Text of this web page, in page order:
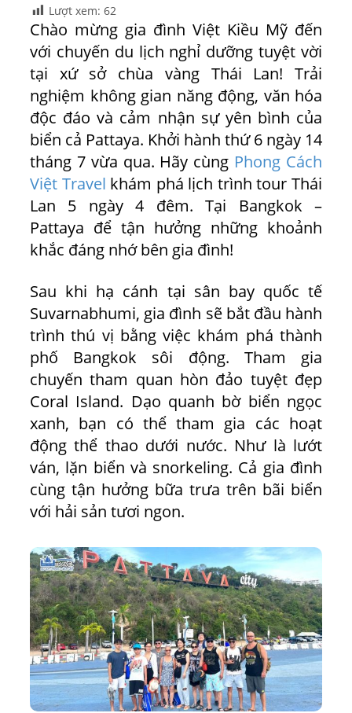
Lượt xem: 62
Chào mừng gia đình Việt Kiều Mỹ đến
với chuyến du lịch nghỉ dưỡng tuyệt vời
tại xứ sở chùa vàng Thái Lan! Trải
nghiệm không gian năng động, văn hóa
độc đáo và cảm nhận sự yên bình của
biển cả Pattaya. Khởi hành thứ 6 ngày 14
tháng 7 vừa qua. Hãy cùng Phong Cách
Việt Travel khám phá lịch trình tour Thái
Lan 5 ngày 4 đêm. Tại Bangkok –
Pattaya để tận hưởng những khoảnh
khắc đáng nhớ bên gia đình!
Sau khi hạ cánh tại sân bay quốc tế
Suvarnabhumi, gia đình sẽ bắt đầu hành
trình thú vị bằng việc khám phá thành
phố Bangkok sôi động. Tham gia
chuyến tham quan hòn đảo tuyệt đẹp
Coral Island. Dạo quanh bờ biển ngọc
xanh, bạn có thể tham gia các hoạt
động thể thao dưới nước. Như là lướt
ván, lặn biển và snorkeling. Cả gia đình
cùng tận hưởng bữa trưa trên bãi biển
với hải sản tươi ngon.